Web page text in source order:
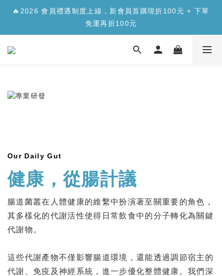
✨【新品上市】合生元樂醣版您的每日「正餐應援」，讓您
安心面對精緻澱糖>>>
🔥2026 會員禮遇制度上線，新會員首購現折100元 + 下單
免運再折100元
✨【新品上市】合生元樂醣版您的每日「正餐應援」，讓您
Our Daily Gut
健康，從腸計議
腸道菌叢在人體健康的維繫中扮演著至關重要的角色，
其多樣化的代謝活性使得日常飲食中的分子轉化為關鍵
代謝物。
這些代謝產物不僅影響腸道環境，還能透過調節宿主的
代謝、免疫及神經系統，進一步優化整體健康。我們深